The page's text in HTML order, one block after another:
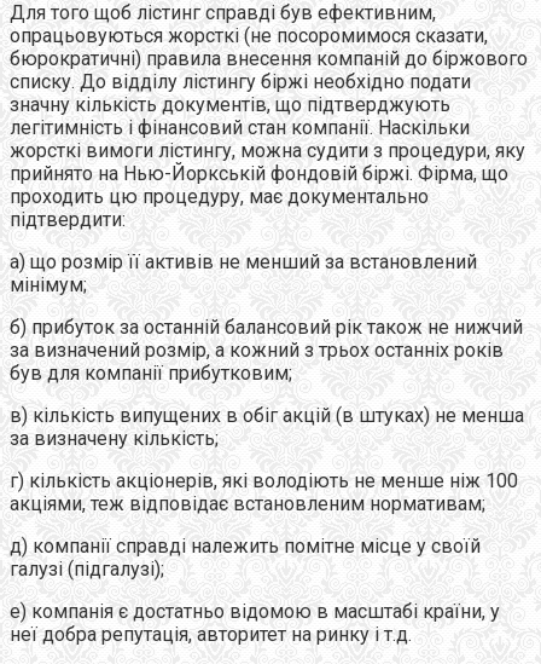
Для того щоб лістинг справді був ефективним,
опрацьовуються жорсткі (не посоромимося сказати,
бюрократичні) правила внесення компаній до біржового
списку. До відділу лістингу біржі необхідно подати
значну кількість документів, що підтверджують
легітимність і фінансовий стан компанії. Наскільки
жорсткі вимоги лістингу, можна судити з процедури, яку
прийнято на Нью-Йоркській фондовій біржі. Фірма, що
проходить цю процедуру, має документально
підтвердити:
а) що розмір її активів не менший за встановлений
мінімум;
б) прибуток за останній балансовий рік також не нижчий
за визначений розмір, а кожний з трьох останніх років
був для компанії прибутковим;
в) кількість випущених в обіг акцій (в штуках) не менша
за визначену кількість;
г) кількість акціонерів, які володіють не менше ніж 100
акціями, теж відповідає встановленим нормативам;
д) компанії справді належить помітне місце у своїй
галузі (підгалузі);
е) компанія є достатньо відомою в масштабі країни, у
неї добра репутація, авторитет на ринку і т.д.